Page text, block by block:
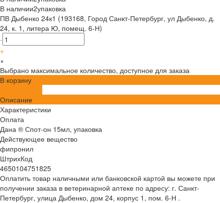
В наличии2упаковка
ПВ Дыбенко 24к1 (193168, Город Санкт-Петербург, ул Дыбенко, д.
24, к. 1, литера Ю, помещ. 6-Н)
-
+
×
Выбрано максимальное количество, доступное для заказа
В корзину
Описание
Характеристики
Оплата
Дана ® Спот-он 15мл, упаковка
Действующее вещество
фипронил
ШтрихКод
4650104751825
Оплатить товар наличными или банковской картой вы можете при
получении заказа в ветеринарной аптеке по адресу: г. Санкт-
Петербург, улица Дыбенко, дом 24, корпус 1, пом. 6-Н .